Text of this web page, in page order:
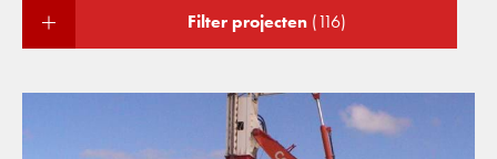
Filter projecten (116)